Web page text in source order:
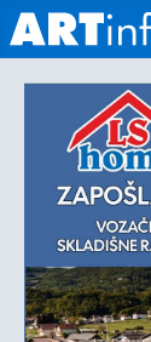
Početna
Vijesti
Sport
Kultura